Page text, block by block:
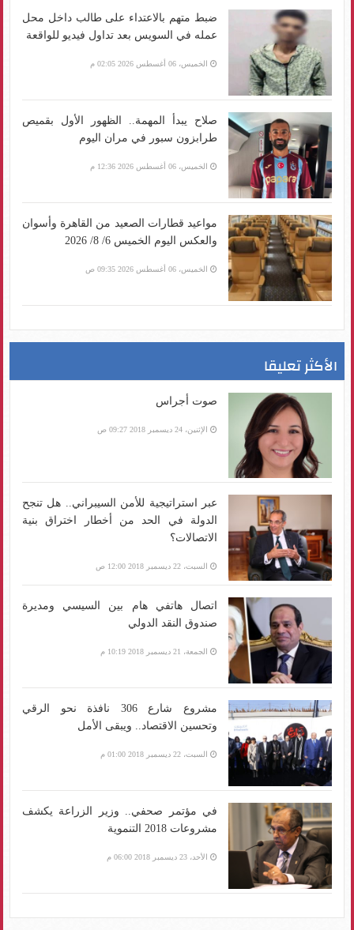
ضبط متهم بالاعتداء على طالب داخل محل
عمله في السويس بعد تداول فيديو للواقعة
الخميس، 06 أغسطس 2026 02:05 م
صلاح يبدأ المهمة.. الظهور الأول بقميص
طرابزون سبور في مران اليوم
الخميس، 06 أغسطس 2026 12:36 م
مواعيد قطارات الصعيد من القاهرة وأسوان
والعكس اليوم الخميس 6/ 8/ 2026
الخميس، 06 أغسطس 2026 09:35 ص
الأكثر تعليقا
صوت أجراس
الإثنين، 24 ديسمبر 2018 09:27 ص
عبر استراتيجية للأمن السيبراني.. هل تنجح
الدولة في الحد من أخطار اختراق بنية
الاتصالات؟
السبت، 22 ديسمبر 2018 12:00 ص
اتصال هاتفي هام بين السيسي ومديرة
صندوق النقد الدولي
الجمعة، 21 ديسمبر 2018 10:19 م
مشروع شارع 306 نافذة نحو الرقي
وتحسين الاقتصاد.. ويبقى الأمل
السبت، 22 ديسمبر 2018 01:00 م
في مؤتمر صحفي.. وزير الزراعة يكشف
مشروعات 2018 التنموية
الأحد، 23 ديسمبر 2018 06:00 م